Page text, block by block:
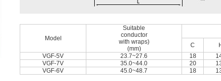
Model
Suitable
conductor
with wraps)
(mm)
C
VGF-5V
23.7~27.6 18
VGF-7V
35.0~44.0 20
VGF-6V
45.0~48.7 18